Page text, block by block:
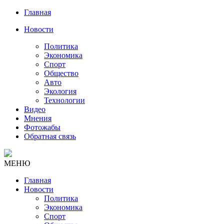
Главная
Новости
Политика
Экономика
Спорт
Общество
Авто
Экология
Технологии
Видео
Мнения
Фотожабы
Обратная связь
МЕНЮ
Главная
Новости
Политика
Экономика
Спорт